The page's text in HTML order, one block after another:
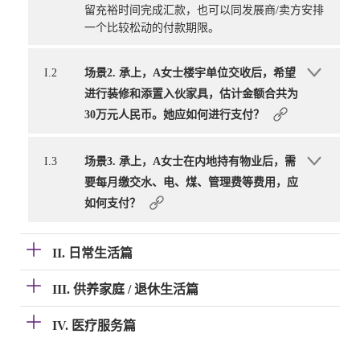
留充裕时间完成汇款，也可以同发展商/卖方安排
一个比较松动的付款期限。
I.2
场景2. 承上，A女士楼宇单位交收后，希望
进行装修和添置入伙家具，估计金额合共为
30万元人民币。她应如何进行支付？
I.3
场景3. 承上，A女士在内地持有物业后，需
要每月缴交水、电、煤、管理费等费用，应
如何支付？
II. 日常生活篇
III. 供养家庭 / 退休生活篇
IV. 医疗服务篇